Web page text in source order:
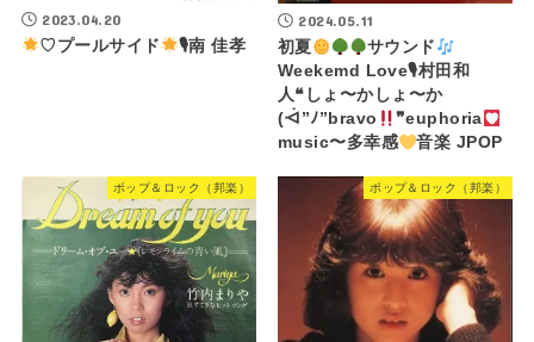
2023.04.20
♡プールサイド
🎙南 佳孝
2024.05.11
初夏
サウンド
Weekemd Love🎙村田和
人❝しょ〜かしょ〜か
(ᐙ”ﾉ”bravo
❞euphoria
music〜多幸感
音楽 JPOP
ポップ＆ロック（邦楽） ポップ＆ロック（邦楽）